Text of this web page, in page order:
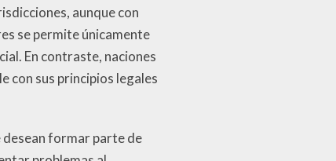
aunque con
se permite únicamente
En contraste, naciones
con sus principios legales
formar parte de